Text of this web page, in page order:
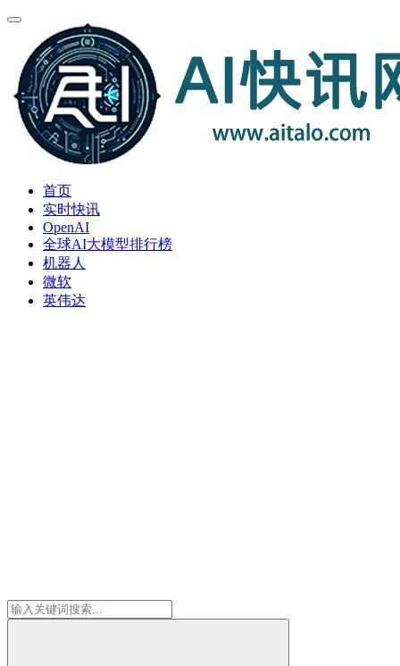
首页
实时快讯
OpenAI
全球AI大模型排行榜
机器人
微软
英伟达